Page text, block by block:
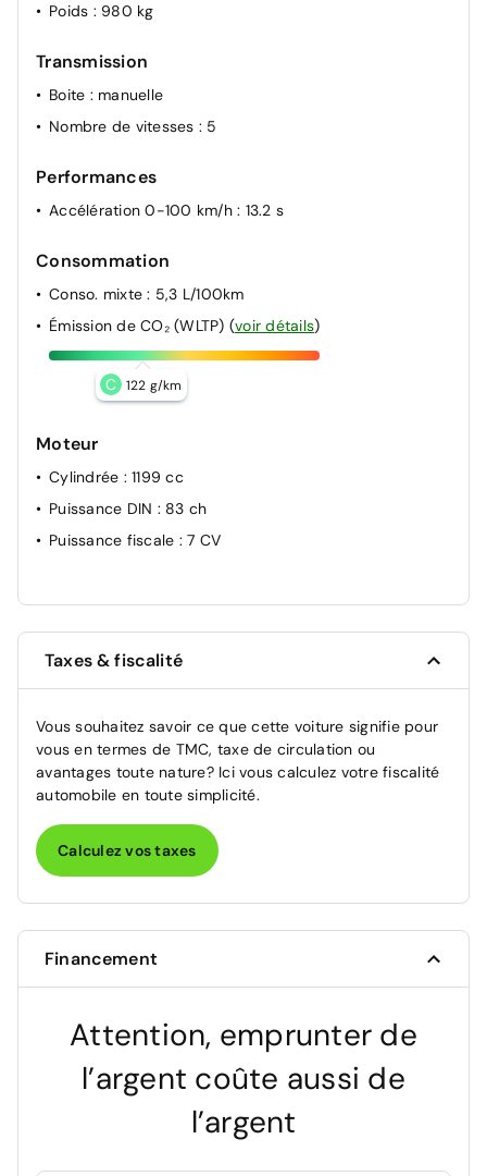
Poids : 980 kg
Transmission
Boite : manuelle
Nombre de vitesses : 5
Performances
Accélération 0-100 km/h : 13.2 s
Consommation
Conso. mixte: 5,3 L/100km
Émission de CO₂ (WLTP) (voir détails)
C 122 g/km
Moteur
Cylindrée : 1199 cc
Puissance DIN : 83 ch
Puissance fiscale : 7 CV
Taxes & fiscalité
Vous souhaitez savoir ce que cette voiture signifie pour
vous en termes de TMC, taxe de circulation ou
avantages toute nature? Ici vous calculez votre fiscalité
automobile en toute simplicité.
Calculez vos taxes
Financement
Attention, emprunter de
l’argent coûte aussi de
l’argent